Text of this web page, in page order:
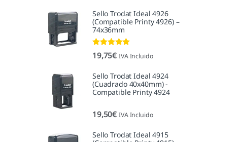
Sello Trodat Ideal 4926
(Compatible Printy 4926) –
74x36mm
Valorado con
5.00de 5
19,75€ IVA Incluido
Sello Trodat Ideal 4924
(Cuadrado 40x40mm) -
Compatible Printy 4924
19,50€ IVA Incluido
Sello Trodat Ideal 4915